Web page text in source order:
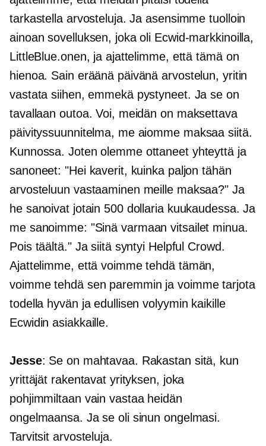
tarkastella arvosteluja. Ja asensimme tuolloin
ainoan sovelluksen, joka oli Ecwid-markkinoilla,
LittleBlue.onen, ja ajattelimme, että tämä on
hienoa. Sain eräänä päivänä arvostelun, yritin
vastata siihen, emmekä pystyneet. Ja se on
tavallaan outoa. Voi, meidän on maksettava
päivityssuunnitelma, me aiomme maksaa siitä.
Kunnossa. Joten olemme ottaneet yhteyttä ja
sanoneet: "Hei kaverit, kuinka paljon tähän
arvosteluun vastaaminen meille maksaa?" Ja
he sanoivat jotain 500 dollaria kuukaudessa. Ja
me sanoimme: "Sinä varmaan vitsailet minua.
Pois täältä." Ja siitä syntyi Helpful Crowd.
Ajattelimme, että voimme tehdä tämän,
voimme tehdä sen paremmin ja voimme tarjota
todella hyvän ja edullisen volyymin kaikille
Ecwidin asiakkaille.
Jesse: Se on mahtavaa. Rakastan sitä, kun
yrittäjät rakentavat yrityksen, joka
pohjimmiltaan vain vastaa heidän
ongelmaansa. Ja se oli sinun ongelmasi.
Tarvitsit arvosteluja.